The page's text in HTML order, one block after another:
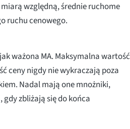
względną, średnie ruchome
ruchu cenowego.
ważona MA. Maksymalna wartość
ceny nigdy nie wykraczają poza
Nadal mają one mnożniki,
gdy zbliżają się do końca